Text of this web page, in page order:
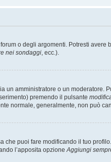
o degli argomenti. Potresti
nei sondaggi, ecc.).
un amministratore o un
premendo il pulsante
normale, generalmente, non può
che puoi fare modificando il tuo
l’apposita opzioneAggiungi